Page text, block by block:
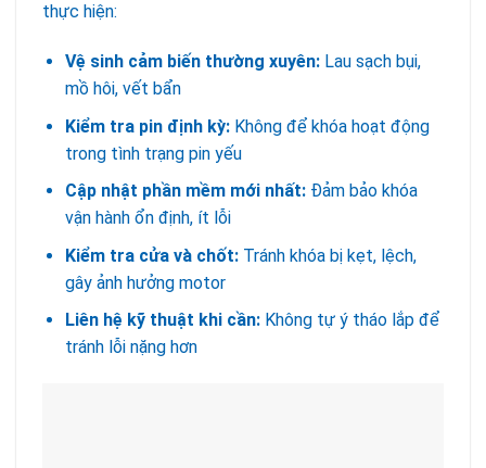
thực hiện:
Vệ sinh cảm biến thường xuyên:Lau sạch bụi,
mồ hôi, vết bẩn
Kiểm tra pin định kỳ:Không để khóa hoạt động
trong tình trạng pin yếu
Cập nhật phần mềm mới nhất:Đảm bảo khóa
vận hành ổn định, ít lỗi
Kiểm tra cửa và chốt:Tránh khóa bị kẹt, lệch,
gây ảnh hưởng motor
Liên hệ kỹ thuật khi cần:Không tự ý tháo lắp để
tránh lỗi nặng hơn